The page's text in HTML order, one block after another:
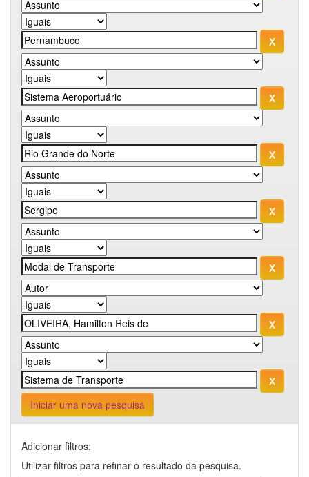
Iniciar uma nova pesquisa
Adicionar filtros:
Utilizar filtros para refinar o resultado da pesquisa.